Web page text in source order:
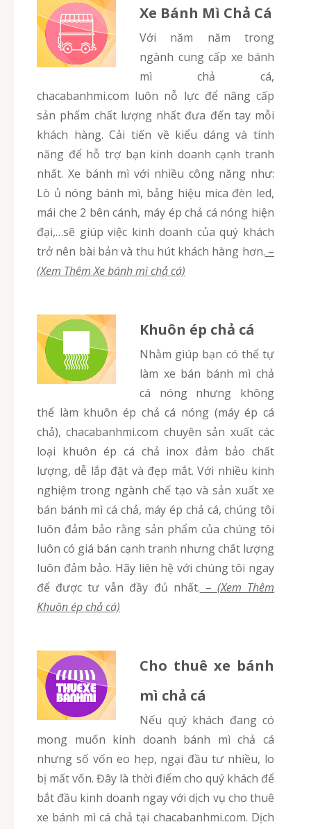
Xe Bánh Mì Chả Cá
Với năm năm trong
ngành cung cấp xe bánh
mì chả cá,
chacabanhmi.com luôn nỗ lực để nâng cấp
sản phẩm chất lượng nhất đưa đến tay mỗi
khách hàng. Cải tiến về kiểu dáng và tính
năng để hỗ trợ bạn kinh doanh cạnh tranh
nhất. Xe bánh mì với nhiều công năng như:
Lò ủ nóng bánh mì, bảng hiệu mica đèn led,
mái che 2 bên cánh, máy ép chả cá nóng hiện
đại,…sẽ giúp việc kinh doanh của quý khách
trở nên bài bản và thu hút khách hàng hơn. –
(Xem Thêm Xe bánh mì chả cá)
Khuôn ép chả cá
Nhằm giúp bạn có thể tự
làm xe bán bánh mì chả
cá nóng nhưng không
thể làm khuôn ép chả cá nóng (máy ép cá
chả), chacabanhmi.com chuyên sản xuất các
loại khuôn ép cá chả inox đảm bảo chất
lượng, dễ lắp đặt và đẹp mắt. Với nhiều kinh
nghiệm trong ngành chế tạo và sản xuất xe
bán bánh mì cá chả, máy ép chả cá, chúng tôi
luôn đảm bảo rằng sản phẩm của chúng tôi
luôn có giá bán cạnh tranh nhưng chất lượng
luôn đảm bảo. Hãy liên hệ với chúng tôi ngay
để được tư vẫn đầy đủ nhất. – (Xem Thêm
Khuôn ép chả cá)
Cho thuê xe bánh
mì chả cá
Nếu quý khách đang có
mong muốn kinh doanh bánh mì chả cá
nhưng số vốn eo hẹp, ngại đầu tư nhiều, lo
bị mất vốn. Đây là thời điểm cho quý khách để
bắt đầu kinh doanh ngay với dịch vụ cho thuê
xe bánh mì cá chả tại chacabanhmi.com. Dịch